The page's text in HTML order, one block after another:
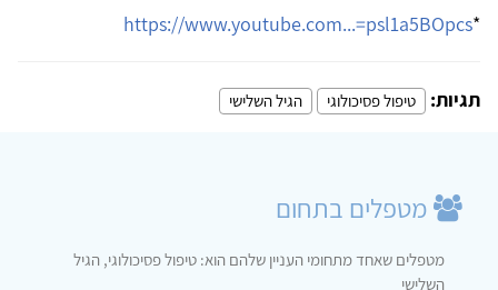
*
https://www.youtube.com...=psl1a5BOpcs
תגיות: טיפול פסיכולוגי הגיל השלישי
מטפלים בתחום
מטפלים שאחד מתחומי העניין שלהם הוא: טיפול פסיכולוגי, הגיל
השלישי